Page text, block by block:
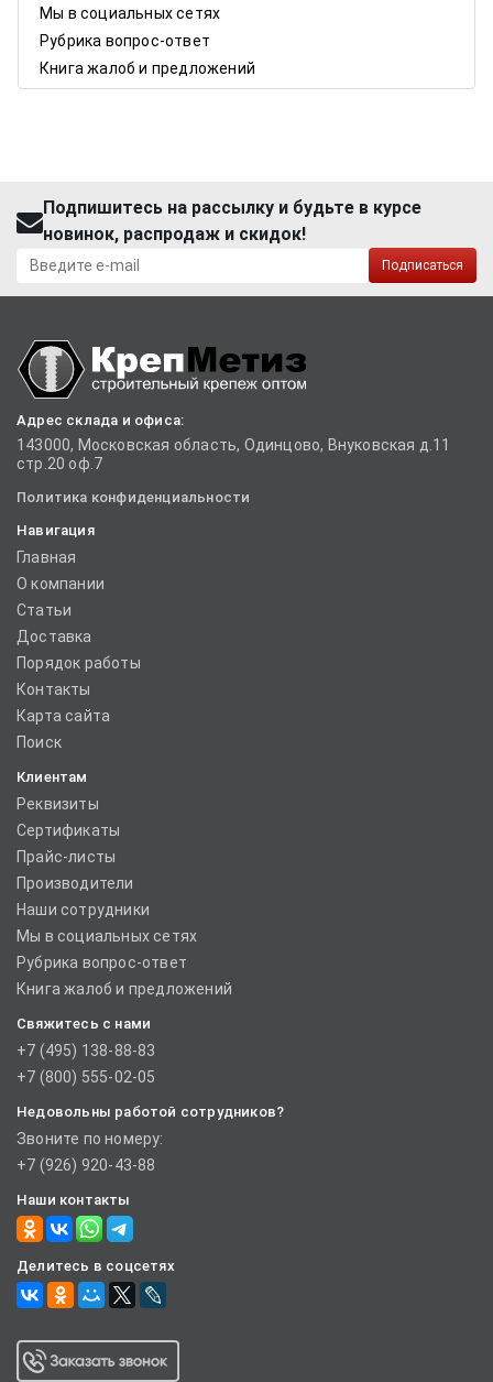
Мы в социальных сетях
Рубрика вопрос-ответ
Книга жалоб и предложений
Подпишитесь на рассылку и будьте в курсе
новинок, распродаж и скидок!
Подписаться
Адрес склада и офиса:
143000, Московская область, Одинцово, Внуковская д.11
стр.20 оф.7
Политика конфиденциальности
Навигация
Главная
О компании
Статьи
Доставка
Порядок работы
Контакты
Карта сайта
Поиск
Клиентам
Реквизиты
Сертификаты
Прайс-листы
Производители
Наши сотрудники
Мы в социальных сетях
Рубрика вопрос-ответ
Книга жалоб и предложений
Свяжитесь с нами
+7 (495) 138-88-83
+7 (800) 555-02-05
Недовольны работой сотрудников?
Звоните по номеру:
+7 (926) 920-43-88
Наши контакты
Делитесь в соцсетях